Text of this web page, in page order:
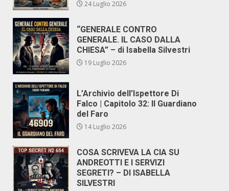
24 Luglio 2026
“GENERALE CONTRO
GENERALE. IL CASO DALLA
CHIESA” – di Isabella Silvestri
19 Luglio 2026
L’Archivio dell’Ispettore Di
Falco | Capitolo 32: Il Guardiano
del Faro
14 Luglio 2026
COSA SCRIVEVA LA CIA SU
ANDREOTTI E I SERVIZI
SEGRETI? – DI ISABELLA
SILVESTRI